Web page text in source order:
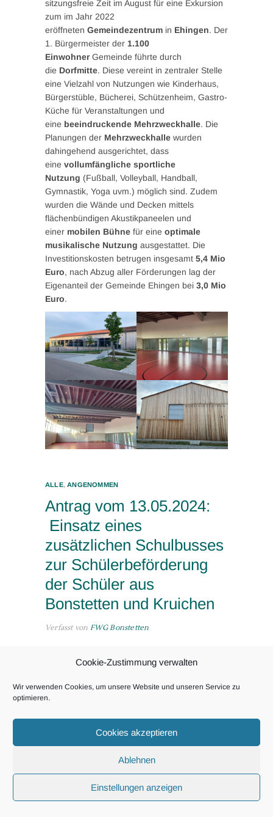
Cookie-Zustimmung verwalten
Wir verwenden Cookies, um unsere Website und unseren Service zu
optimieren.
Cookies akzeptieren
Ablehnen
Einstellungen anzeigen
sitzungsfreie Zeit im August für eine Exkursion
zum im Jahr 2022
eröffneten Gemeindezentrum in Ehingen. Der
1. Bürgermeister der 1.100
EinwohnerGemeinde führte durch
die Dorfmitte. Diese vereint in zentraler Stelle
eine Vielzahl von Nutzungen wie Kinderhaus,
Bürgerstüble, Bücherei, Schützenheim, Gastro-
Küche für Veranstaltungen und
eine beeindruckende Mehrzweckhalle. Die
Planungen der Mehrzweckhalle wurden
dahingehend ausgerichtet, dass
eine vollumfängliche sportliche
Nutzung (Fußball, Volleyball, Handball,
Gymnastik, Yoga uvm.) möglich sind. Zudem
wurden die Wände und Decken mittels
flächenbündigen Akustikpaneelen und
einer mobilen Bühne für eine optimale
musikalische Nutzung ausgestattet. Die
Investitionskosten betrugen insgesamt 5,4 Mio
Euro, nach Abzug aller Förderungen lag der
Eigenanteil der Gemeinde Ehingen bei 3,0 Mio
Euro.
ALLE,ANGENOMMEN
Antrag vom 13.05.2024:
Einsatz eines
zusätzlichen Schulbusses
zur Schülerbeförderung
der Schüler aus
Bonstetten und Kruichen
Verfasst von FWG Bonstetten
am 17.06.2024 mit 12:0 Stimmen
angenommen.
Sehr geehrter Herr Gleich,
zum Schuljahr 2024/2025 werden die
Schülerzahlen der Gemeinde Bonstetten im
Schulverband Adelsried / Bonstetten weiter
Wählergemeinschaft Bonstetten stellen